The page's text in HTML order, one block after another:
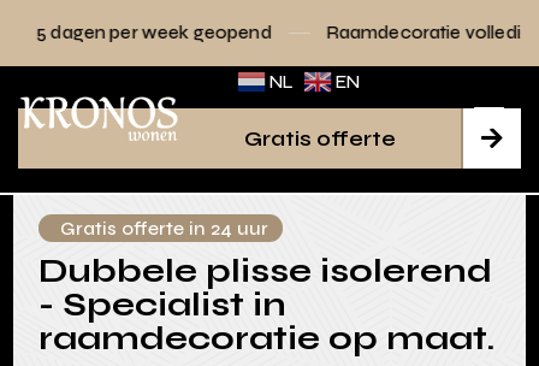
geopend Raamdecoratie volledig op maat
NL EN

Gratis offerte
Gratis offerte in 24 uur
Dubbele plisse isolerend
- Specialist in
raamdecoratie op maat.